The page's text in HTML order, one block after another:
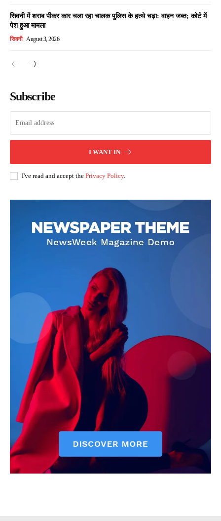
सिवनी में शराब पीकर कार चला रहा चालक पुलिस के हत्थे चढ़ा: वाहन जब्त; कोर्ट में
पेश हुआ मामला
सिवनी August 3, 2026
Subscribe
I WANT IN
I've read and accept the Privacy Policy.